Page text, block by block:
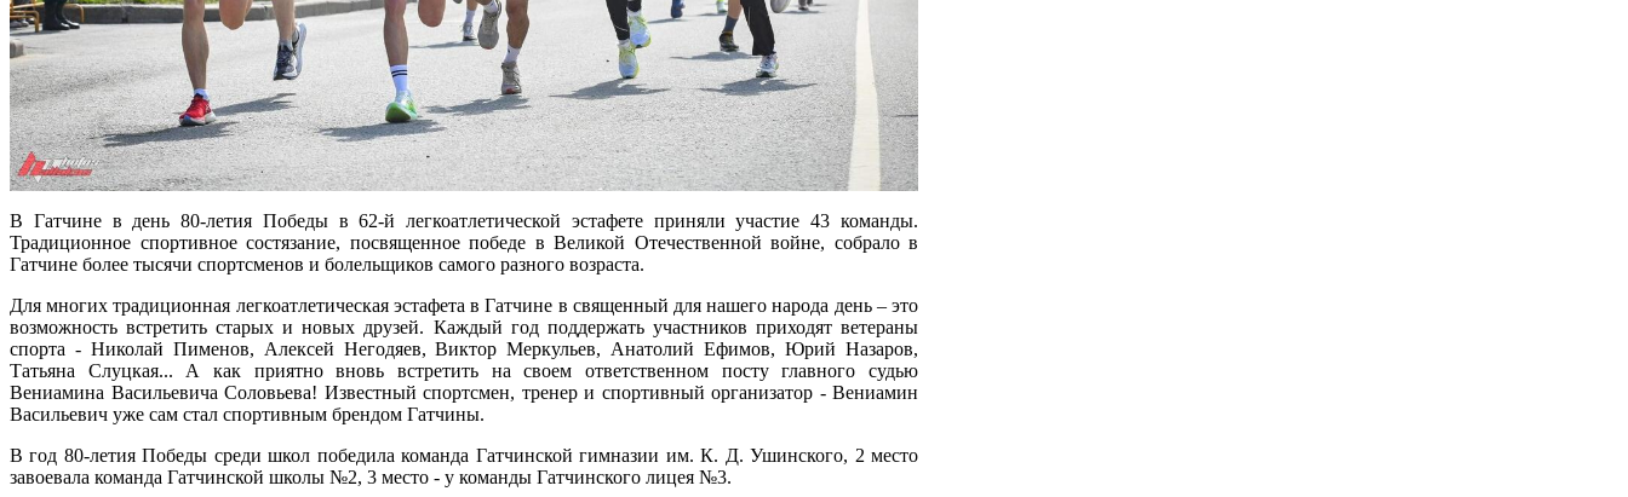
В Гатчине в день 80-летия Победы в 62-й легкоатлетической эстафете приняли участие 43 команды.
Традиционное спортивное состязание, посвященное победе в Великой Отечественной войне, собрало в
Гатчине более тысячи спортсменов и болельщиков самого разного возраста.
Для многих традиционная легкоатлетическая эстафета в Гатчине в священный для нашего народа день – это
возможность встретить старых и новых друзей. Каждый год поддержать участников приходят ветераны
спорта - Николай Пименов, Алексей Негодяев, Виктор Меркульев, Анатолий Ефимов, Юрий Назаров,
Татьяна Слуцкая... А как приятно вновь встретить на своем ответственном посту главного судью
Вениамина Васильевича Соловьева! Известный спортсмен, тренер и спортивный организатор - Вениамин
Васильевич уже сам стал спортивным брендом Гатчины.
В год 80-летия Победы среди школ победила команда Гатчинской гимназии им. К. Д. Ушинского, 2 место
завоевала команда Гатчинской школы №2, 3 место - у команды Гатчинского лицея №3.